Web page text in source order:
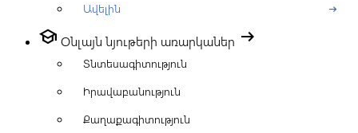
Ավելին
arrow_right_alt
school Օնլայն նյութերի առարկաներ arrow_right_alt
Տնտեսագիտություն
Իրավաբանություն
Քաղաքագիտություն